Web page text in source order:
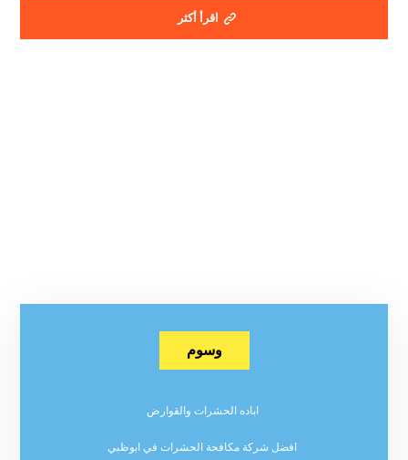
اقرأ أكثر
وسوم
اباده الحشرات والقوارض
افضل شركة مكافحة الحشرات في ابوظبي